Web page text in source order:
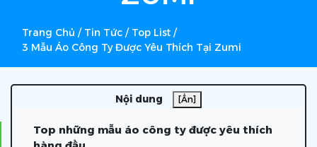
Trang Chủ / Tin Tức / Top List /
3 Mẫu Áo Công Ty Được Yêu Thích Tại Zumi
Nội dung [Ẩn]
Top những mẫu áo công ty được yêu thích